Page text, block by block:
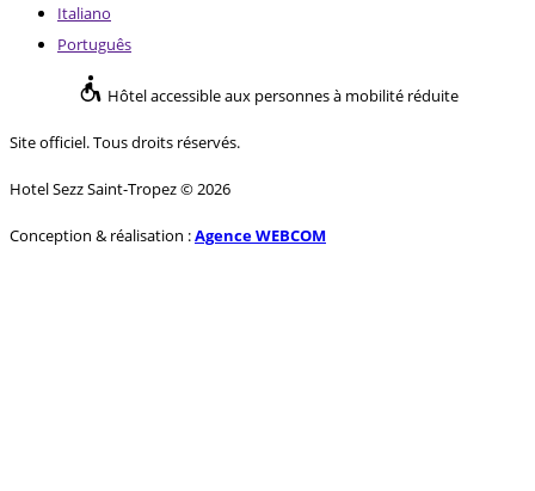
Italiano
Português
Hôtel accessible aux personnes à mobilité réduite
Site officiel. Tous droits réservés.
Hotel Sezz Saint-Tropez © 2026
Conception & réalisation :Agence WEBCOM